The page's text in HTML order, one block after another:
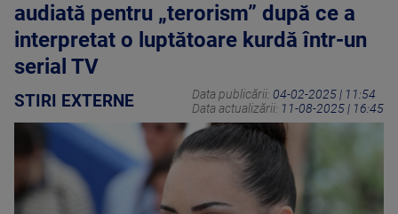
audiată pentru „terorism” după ce a
interpretat o luptătoare kurdă într-un
serial TV
STIRI EXTERNE Data publicării: 04-02-2025 | 11:54
Data actualizării: 11-08-2025 | 16:45